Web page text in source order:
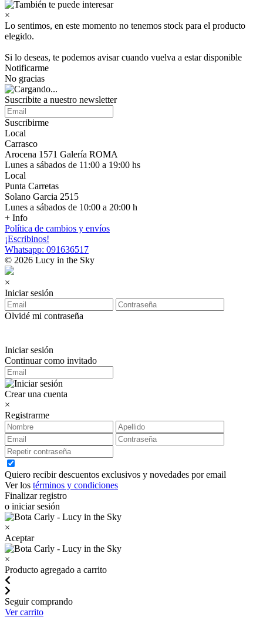
×
Lo sentimos, en este momento no tenemos stock para el producto
elegido.
Si lo deseas, te podemos avisar cuando vuelva a estar disponible
Notificarme
No gracias
Suscribite a nuestro newsletter
Suscribirme
Local
Carrasco
Arocena 1571 Galería ROMA
Lunes a sábados de 11:00 a 19:00 hs
Local
Punta Carretas
Solano Garcia 2515
Lunes a sábados de 10:00 a 20:00 h
+ Info
Política de cambios y envíos
¡Escribinos!
Whatsapp: 091636517
© 2026 Lucy in the Sky
×
Iniciar sesión
Olvidé mi contraseña
Iniciar sesión
Continuar como invitado
Crear una cuenta
×
Registrarme
Quiero recibir descuentos exclusivos y novedades por email
Ver los términos y condiciones
Finalizar registro
o iniciar sesión
×
Aceptar
×
Producto agregado a carrito
Seguir comprando
Ver carrito